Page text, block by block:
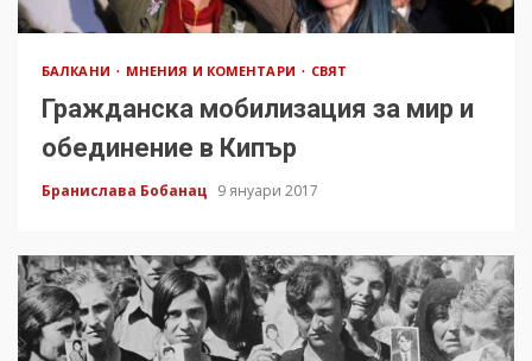
БАЛКАНИ МНЕНИЯ И КОМЕНТАРИ СВЯТ
Гражданска мобилизация за мир и
обединение в Кипър
Бранислава Бобанац 9 януари 2017